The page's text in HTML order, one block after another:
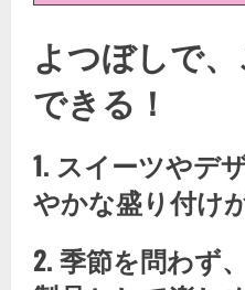
よつぼしで
できる！
1. スイーツやデ
やかな盛り付け
2. 季節を問わず